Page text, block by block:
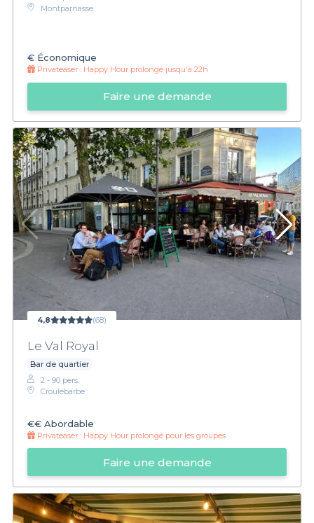
Montparnasse
€ Économique
Privateaser : Happy Hour prolongé jusqu'à 22h
Faire une demande
4,8 (68)
Le Val Royal
Bar de quartier
2 - 90 pers.
Croulebarbe
€€ Abordable
Privateaser : Happy Hour prolongé pour les groupes
Faire une demande